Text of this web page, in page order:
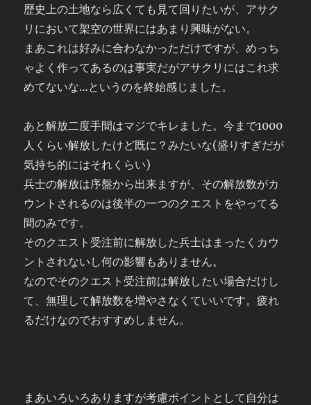
歴史上の土地なら広くても見て回りたいが、アサク
リにおいて架空の世界にはあまり興味がない。
まあこれは好みに合わなかっただけですが、めっち
ゃよく作ってあるのは事実だがアサクリにはこれ求
めてないな…というのを終始感じました。
あと解放二度手間はマジでキレました。今まで1000
人くらい解放したけど既に？みたいな(盛りすぎだが
気持ち的にはそれくらい)
兵士の解放は序盤から出来ますが、その解放数がカ
ウントされるのは後半の一つのクエストをやってる
間のみです。
そのクエスト受注前に解放した兵士はまったくカウ
ントされないし何の影響もありません。
なのでそのクエスト受注前は解放したい場合だけし
て、無理して解放数を増やさなくていいです。疲れ
るだけなのでおすすめしません。
まあいろいろありますが考慮ポイントとして自分は